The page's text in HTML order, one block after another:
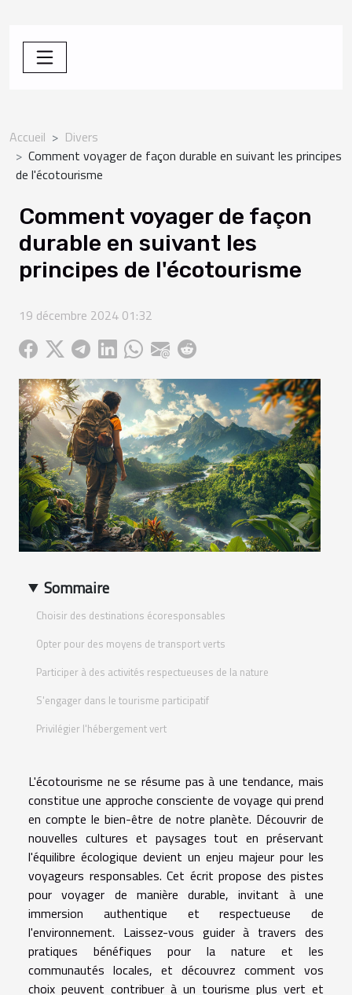
Accueil
Divers
Comment voyager de façon durable en suivant les principes
de l'écotourisme
Comment voyager de façon
durable en suivant les
principes de l'écotourisme
19 décembre 2024 01:32
Sommaire
Choisir des destinations écoresponsables
Opter pour des moyens de transport verts
Participer à des activités respectueuses de la nature
S'engager dans le tourisme participatif
Privilégier l'hébergement vert
L'écotourisme ne se résume pas à une tendance, mais
constitue une approche consciente de voyage qui prend
en compte le bien-être de notre planète. Découvrir de
nouvelles cultures et paysages tout en préservant
l'équilibre écologique devient un enjeu majeur pour les
voyageurs responsables. Cet écrit propose des pistes
pour voyager de manière durable, invitant à une
immersion authentique et respectueuse de
l'environnement. Laissez-vous guider à travers des
pratiques bénéfiques pour la nature et les
communautés locales, et découvrez comment vos
choix peuvent contribuer à un tourisme plus vert et